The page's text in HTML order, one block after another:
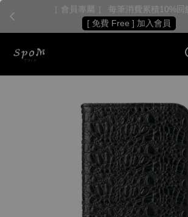
［ 會員專屬 ］ 每筆消費累積10%回
[ 免費 Free ] 加入會員